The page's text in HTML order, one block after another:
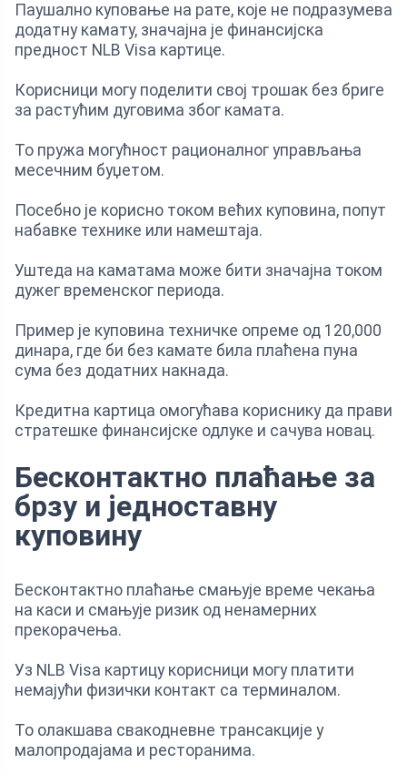
Паушално куповање на рате, које не подразумева
додатну камату, значајна је финансијска
предност NLB Visa картице.
Корисници могу поделити свој трошак без бриге
за растућим дуговима због камата.
То пружа могућност рационалног управљања
месечним буџетом.
Посебно је корисно током већих куповина, попут
набавке технике или намештаја.
Уштеда на каматама може бити значајна током
дужег временског периода.
Пример је куповина техничке опреме од 120,000
динара, где би без камате била плаћена пуна
сума без додатних накнада.
Кредитна картица омогућава кориснику да прави
стратешке финансијске одлуке и сачува новац.
Бесконтактно плаћање за
брзу и једноставну
куповину
Бесконтактно плаћање смањује време чекања
на каси и смањује ризик од ненамерних
прекорачења.
Уз NLB Visa картицу корисници могу платити
немајући физички контакт са терминалом.
То олакшава свакодневне трансакције у
малопродајама и ресторанима.